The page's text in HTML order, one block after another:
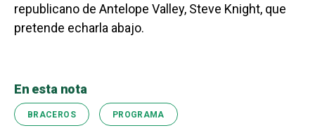
republicano de Antelope Valley, Steve Knight, que
pretende echarla abajo.
En esta nota
BRACEROS PROGRAMA